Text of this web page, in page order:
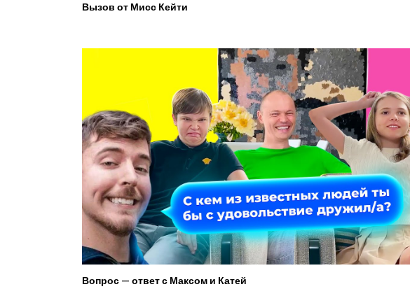
Вызов от Мисс Кейти
Вопрос — ответ с Максом и Катей